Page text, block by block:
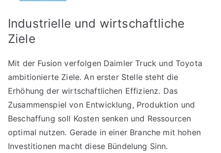
Industrielle und wirtschaftliche
Ziele
Mit der Fusion verfolgen Daimler Truck und Toyota
ambitionierte Ziele. An erster Stelle steht die
Erhöhung der wirtschaftlichen Effizienz. Das
Zusammenspiel von Entwicklung, Produktion und
Beschaffung soll Kosten senken und Ressourcen
optimal nutzen. Gerade in einer Branche mit hohen
Investitionen macht diese Bündelung Sinn.